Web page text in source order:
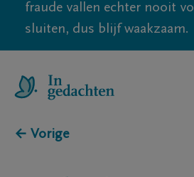
fraude vallen echter nooit
sluiten, dus blijf waakzaam.
← Vorige